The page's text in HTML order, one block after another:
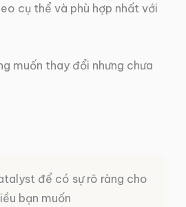
cụ thể và phù hợp nhất với
muốn thay đổi nhưng chưa
để có sự rõ ràng cho
bạn muốn